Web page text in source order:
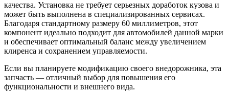
качества. Установка не требует серьезных доработок кузова и
может быть выполнена в специализированных сервисах.
Благодаря стандартному размеру 60 миллиметров, этот
компонент идеально подходит для автомобилей данной марки
и обеспечивает оптимальный баланс между увеличением
клиренса и сохранением управляемости.
Если вы планируете модификацию своего внедорожника, эта
запчасть — отличный выбор для повышения его
функциональности и внешнего вида.